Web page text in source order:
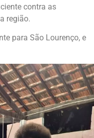
contra as
região.
para São Lourenço, e